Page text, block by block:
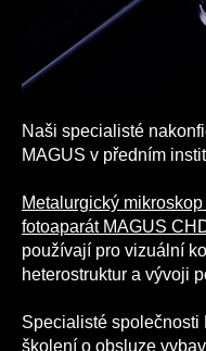
Naši specialisté
MAGUS v předním
Metalurgický
fotoaparát MAGUS
používají pro vizuální
heterostruktur a vývoji
Specialisté
školení o obsluze